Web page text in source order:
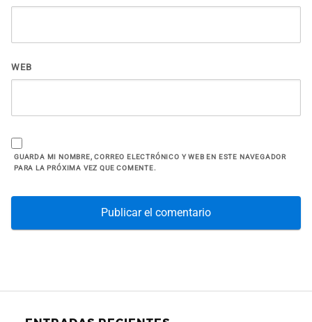
WEB
GUARDA MI NOMBRE, CORREO ELECTRÓNICO Y WEB EN ESTE NAVEGADOR
PARA LA PRÓXIMA VEZ QUE COMENTE.